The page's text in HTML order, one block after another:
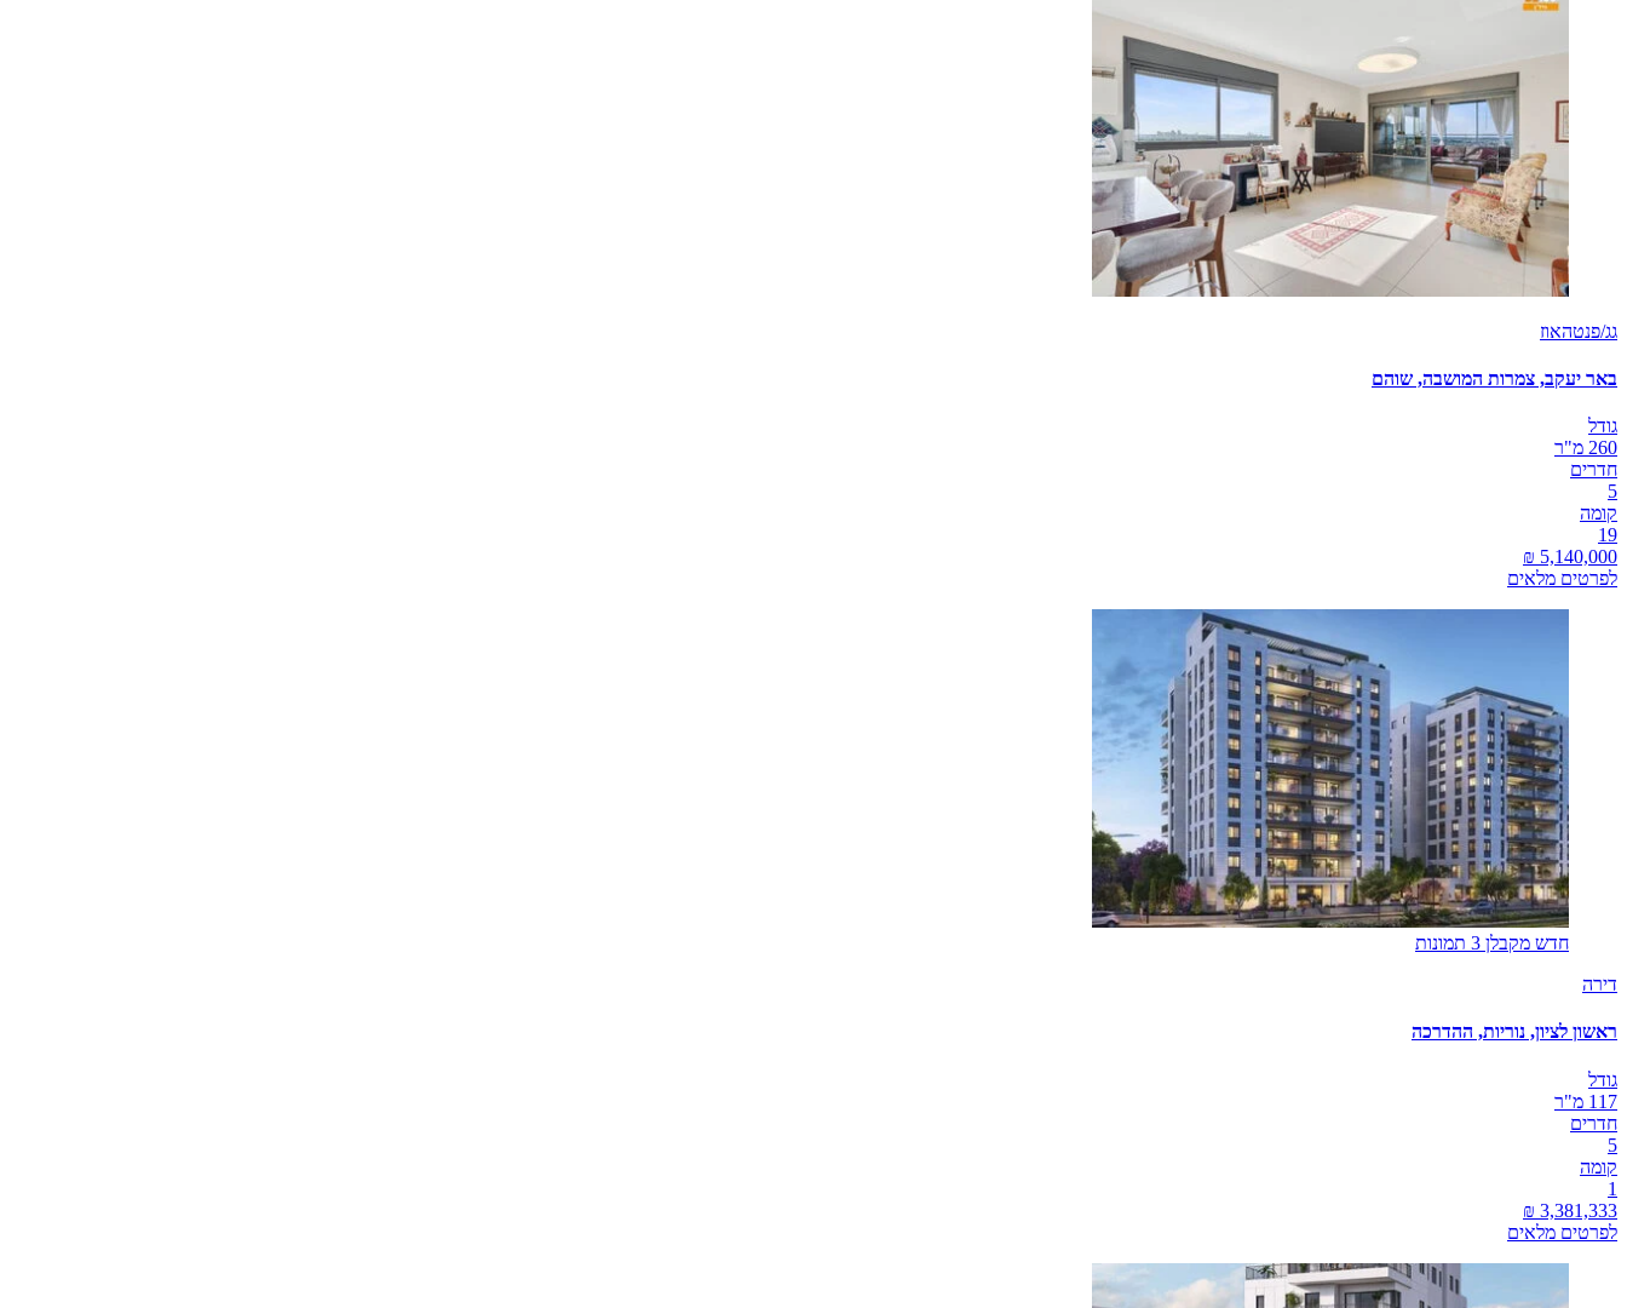
גג/פנטהאוז
באר יעקב, צמרות המושבה, שוהם
גודל
260 מ"ר
חדרים
5
קומה
19
לפרטים מלאים
חדש מקבלן 3 תמונות
דירה
ראשון לציון, נוריות, ההדרכה
גודל
117 מ"ר
חדרים
5
קומה
1
לפרטים מלאים